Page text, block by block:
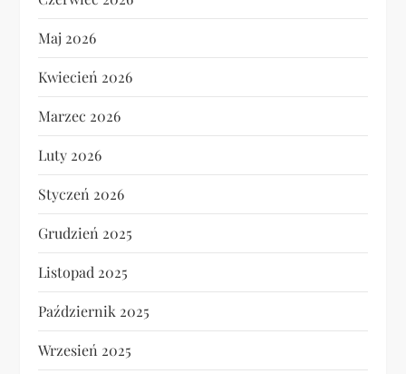
Maj 2026
Kwiecień 2026
Marzec 2026
Luty 2026
Styczeń 2026
Grudzień 2025
Listopad 2025
Październik 2025
Wrzesień 2025